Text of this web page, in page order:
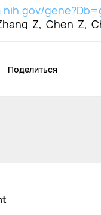
Z, Chen Z,
Поделиться